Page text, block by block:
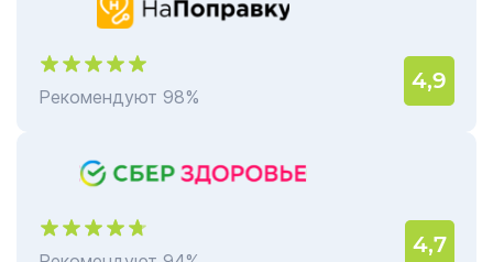
Рекомендуют 98%
4,9
4,7